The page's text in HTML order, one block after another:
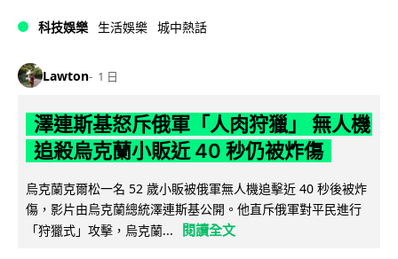
科技娛樂 生活娛樂 城中熱話
Lawton 1 日
澤連斯基怒斥俄軍「人肉狩獵」 無人機
追殺烏克蘭小販近 40 秒仍被炸傷
烏克蘭克爾松一名 52 歲小販被俄軍無人機追擊近 40 秒後被炸
傷，影片由烏克蘭總統澤連斯基公開。他直斥俄軍對平民進行
「狩獵式」攻擊，烏克蘭...
閱讀全文